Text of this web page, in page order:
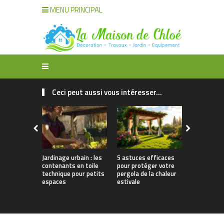
MENU PRINCIPAL
Ceci peut aussi vous intéresser...
Jardinage urbain : les
contenants en toile
technique pour petits
espaces
5 astuces efficaces
pour protéger votre
pergola de la chaleur
estivale